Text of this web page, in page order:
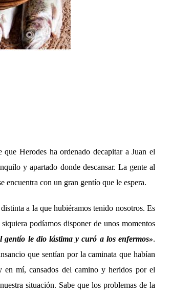
Herodes ha ordenado decapitar a Juan el
y apartado donde descansar. La gente al
encuentra con un gran gentío que le espera.
a la que hubiéramos tenido nosotros. Es
podíamos disponer de unos momentos
gentío le dio lástima y curó a los enfermos».
que sentían por la caminata que habían
mí, cansados del camino y heridos por el
situación. Sabe que los problemas de la